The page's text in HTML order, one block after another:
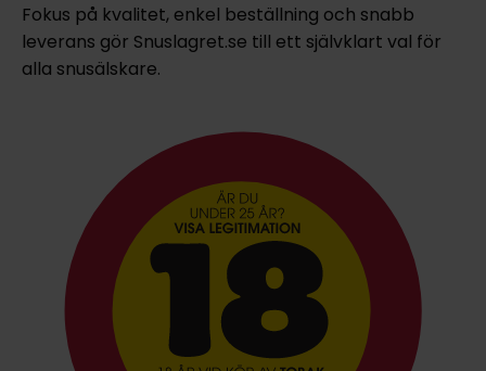
Fokus på kvalitet, enkel beställning och snabb
leverans gör Snuslagret.se till ett självklart val för
alla snusälskare.